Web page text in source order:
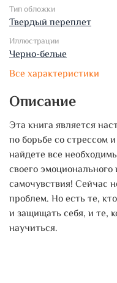
Тип обложки
Твердый переплет
Иллюстрации
Черно-белые
Все характеристики
Описание
Эта книга является
по борьбе со стрессом
найдете все
своего
самочувствия! Сейчас
проблем. Но есть те,
и защищать себя, и те,
научиться.